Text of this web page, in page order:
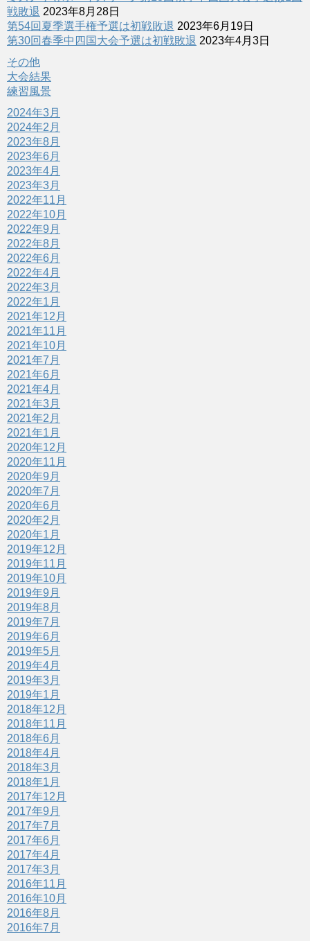
戦敗退 2023年8月28日
第54回夏季選手権予選は初戦敗退 2023年6月19日
第30回春季中四国大会予選は初戦敗退 2023年4月3日
その他
大会結果
練習風景
2024年3月
2024年2月
2023年8月
2023年6月
2023年4月
2023年3月
2022年11月
2022年10月
2022年9月
2022年8月
2022年6月
2022年4月
2022年3月
2022年1月
2021年12月
2021年11月
2021年10月
2021年7月
2021年6月
2021年4月
2021年3月
2021年2月
2021年1月
2020年12月
2020年11月
2020年9月
2020年7月
2020年6月
2020年2月
2020年1月
2019年12月
2019年11月
2019年10月
2019年9月
2019年8月
2019年7月
2019年6月
2019年5月
2019年4月
2019年3月
2019年1月
2018年12月
2018年11月
2018年6月
2018年4月
2018年3月
2018年1月
2017年12月
2017年9月
2017年7月
2017年6月
2017年4月
2017年3月
2016年11月
2016年10月
2016年8月
2016年7月